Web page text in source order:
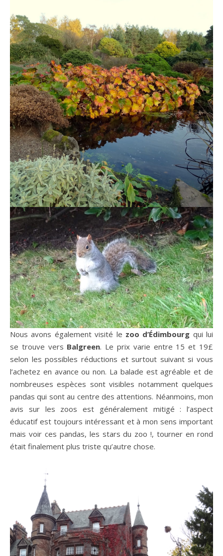
Nous avons également visité le zoo d’Édimbourg qui lui
se trouve vers Balgreen. Le prix varie entre 15 et 19£
selon les possibles réductions et surtout suivant si vous
l’achetez en avance ou non. La balade est agréable et de
nombreuses espèces sont visibles notamment quelques
pandas qui sont au centre des attentions. Néanmoins, mon
avis sur les zoos est généralement mitigé : l’aspect
éducatif est toujours intéressant et à mon sens important
mais voir ces pandas, les stars du zoo !, tourner en rond
était finalement plus triste qu’autre chose.